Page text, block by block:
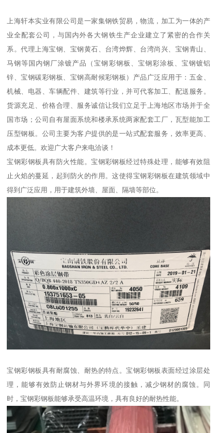
上海轩本实业有限公司是一家集钢铁贸易，物流，加工为一体的产
业全配套公司，与国内外各大钢铁生产企业建立了紧密的合作关
系。代理上海宝钢、宝钢黄石、台湾烨辉、台湾尚兴、宝钢青山、
马钢等国内钢厂涂镀产品（宝钢彩钢板、宝钢彩涂板、宝钢镀铝
锌、宝钢碳彩钢板、宝钢高耐候彩钢板）产品广泛应用于：五金、
机械、电器、车辆配件、建筑等行业，并可代客加工、配送服务。
货源充足、价格合理、服务诚信让我们立足于上海地区市场并于全
国市场；公司自有屋面系统和楼承系统两家配套工厂，瓦型能加工
压型钢板。公司主要为客户提供的是一站式配套服务，效率更高、
成本更低。欢迎广大客户来电洽谈！
宝钢彩钢板具有防火性能。宝钢彩钢板经过特殊处理，能够有效阻
止火焰的蔓延，起到防火的作用。这使得宝钢彩钢板在建筑领域中
得到广泛应用，用于建筑外墙、屋面、隔墙等部位。
宝钢彩钢板具有耐腐蚀、耐热的特点。宝钢彩钢板表面经过涂层处
理，能够有效防止钢材与外界环境的接触，减少钢材的腐蚀。同
时，宝钢彩钢板能够承受高温环境，具有良好的耐热性能。